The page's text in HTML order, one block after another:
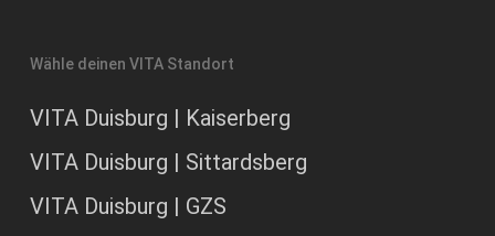
Wähle deinen VITA Standort
VITA Duisburg | Kaiserberg
VITA Duisburg | Sittardsberg
VITA Duisburg | GZS